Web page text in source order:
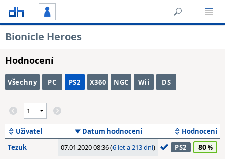
Bionicle Heroes
Hodnocení
Všechny PC PS2 X360 NGC Wii DS
Uživatel Datum hodnocení
Hodnocení
Tezuk
07.01.2020 08:36 (6 let a 213 dní) PS2 80